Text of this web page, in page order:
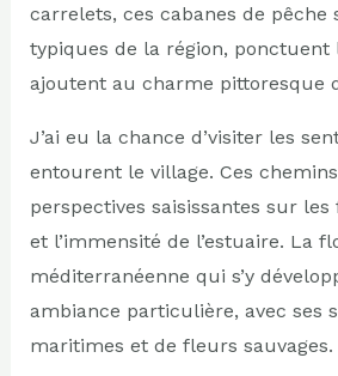
carrelets, ces cabanes de pêche
typiques de la région, ponctuent
ajoutent au charme pittoresque
J’ai eu la chance d’visiter les
entourent le village. Ces
perspectives saisissantes sur les
et l’immensité de l’estuaire. La
méditerranéenne qui s’y
ambiance particulière, avec ses
maritimes et de fleurs sauvages.